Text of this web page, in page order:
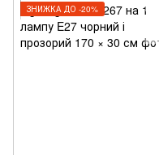
ЗНИЖКА ДО -20%